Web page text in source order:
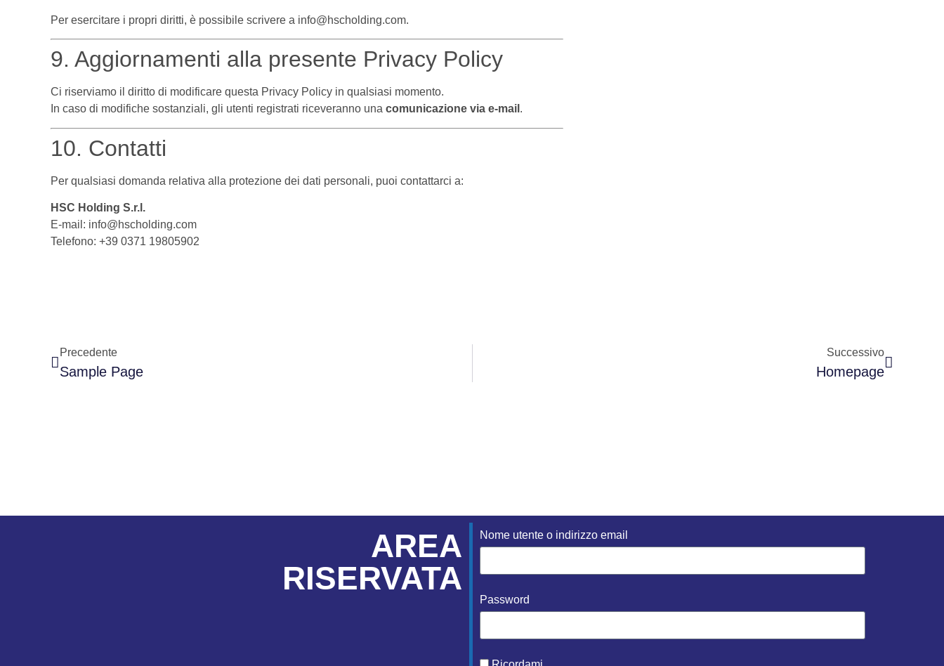
Per esercitare i propri diritti, è possibile scrivere a info@hscholding.com.
9. Aggiornamenti alla presente Privacy Policy
Ci riserviamo il diritto di modificare questa Privacy Policy in qualsiasi momento.
In caso di modifiche sostanziali, gli utenti registrati riceveranno una comunicazione via e-mail .
10. Contatti
Per qualsiasi domanda relativa alla protezione dei dati personali, puoi contattarci a:
HSC Holding S.r.l.
E-mail: info@hscholding.com
Telefono: +39 0371 19805902
Precedente
Sample Page
Successivo
Homepage
AREA
RISERVATA
Nome utente o indirizzo email
Password